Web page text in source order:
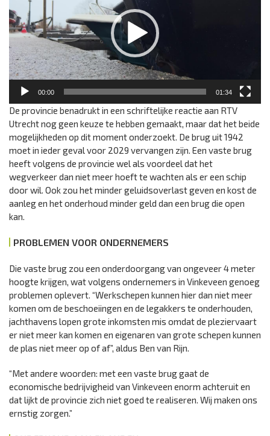
00:00 01:34
De provincie benadrukt in een schriftelijke reactie aan RTV
Utrecht nog geen keuze te hebben gemaakt, maar dat het beide
mogelijkheden op dit moment onderzoekt. De brug uit 1942
moet in ieder geval voor 2029 vervangen zijn. Een vaste brug
heeft volgens de provincie wel als voordeel dat het
wegverkeer dan niet meer hoeft te wachten als er een schip
door wil. Ook zou het minder geluidsoverlast geven en kost de
aanleg en het onderhoud minder geld dan een brug die open
kan.
PROBLEMEN VOOR ONDERNEMERS
Die vaste brug zou een onderdoorgang van ongeveer 4 meter
hoogte krijgen, wat volgens ondernemers in Vinkeveen genoeg
problemen oplevert. “Werkschepen kunnen hier dan niet meer
komen om de beschoeiingen en de legakkers te onderhouden,
jachthavens lopen grote inkomsten mis omdat de pleziervaart
er niet meer kan komen en eigenaren van grote schepen kunnen
de plas niet meer op of af”, aldus Ben van Rijn.
“Met andere woorden: met een vaste brug gaat de
economische bedrijvigheid van Vinkeveen enorm achteruit en
dat lijkt de provincie zich niet goed te realiseren. Wij maken ons
ernstig zorgen.”